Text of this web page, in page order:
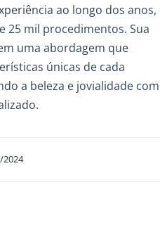
ao longo dos anos,
25 mil procedimentos. Sua
uma abordagem que
únicas de cada
a beleza e jovialidade com